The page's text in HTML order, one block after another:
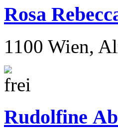
Rosa
1100 Wien,
Rudolfine